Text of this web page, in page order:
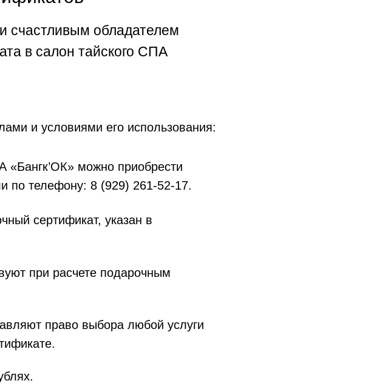
и условиями его использования:
«Бангк’ОК» можно приобрести
по телефону: 8 (929) 261-52-17.
счастливым обладателем
в салон тайского СПА
сертификат, указан в
при расчете подарочным
право выбора любой услуги